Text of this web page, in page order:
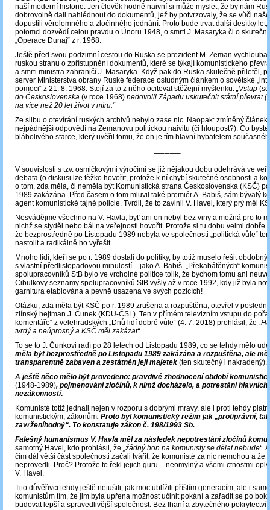
naší moderní historie. Jen člověk hodně naivní si může myslet, že by nám
dobrovolně dali nahlédnout do dokumentů, jež by potvrzovaly, že se vůči
dopustili věrolomného a zločinného jednání. Proto bude trvat další desítky let,
potomci dozvědí celou pravdu o Únoru 1948, o smrti J. Masaryka či o
„Operace Dunaj“ z r. 1968.
Ještě před svou podzimní cestou do Ruska se prezident M. Zeman
ruskou stranu o zpřístupnění dokumentů, které se týkají komunistického
a smrti ministra zahraničí J. Masaryka. Když pak do Ruska skutečně přiletěl,
server Ministerstva obrany Ruské federace ostudným článkem o sovětské
pomoci“ z 21. 8. 1968. Stojí za to z něho ocitovat stěžejní myšlenku: „Vstup
do Československa (v roce 1968) nedovolil Západu uskutečnit státní převrat
na více než 20 let život v míru.“
Ze slibu o otevírání ruských archivů nebylo zase nic. Naopak: zmíněný článek
nejpádnější odpovědí na Zemanovu politickou naivitu (či hloupost?). Co
blábolivého starce, který uvěřil tomu, že on je tím hlavní hybatelem
─────
V souvislosti s tzv. osmičkovými výročími se již nějakou dobu odehrává ve
debata (o diskusi lze těžko hovořit, protože k ní chybí skutečné osobnosti a
o tom, zda měla, či neměla být Komunistická strana Československa (KSČ)
1989 zakázána. Před časem o tom mluvil také premiér A. Babiš, sám bývalý
agent komunistické tajné policie. Tvrdil, že to zavinil V. Havel, který prý měl
Nesvádějme všechno na V. Havla, byť ani on nebyl bez viny a možná pro to
nichž se styděl nebo bál na veřejnosti hovořit. Protože si tu dobu velmi dobře
že bezprostředně po Listopadu 1989 nebyla ve společnosti „politická vůle“
nastolit a radikálně ho vyřešit.
Mnoho lidí, kteří se po r. 1989 dostali do politiky, by totiž muselo řešit obdobný
s vlastní předlistopadovou minulostí – jako A. Babiš. „Překabátěných“
spolupracovníků StB bylo ve vrcholné politice tolik, že bychom tomu ani
Cibulkovy seznamy spolupracovníků StB vyšly až v roce 1992, kdy již byla
garnitura etablována a pevně usazena ve svých pozicích!
Otázku, zda měla být KSČ po r. 1989 zrušena a rozpuštěna, otevřel v
zlínský hejtman J. Čunek (KDU-ČSL). Ten v přímém televizním vstupu do
komentáře“ z velehradských „Dnů lidí dobré vůle“ (4. 7. 2018) prohlásil, že
tvrdý a neúprosný a KSČ měl zakázat“.
To se to J. Čunkovi radí po 28 letech od Listopadu 1989, co se tehdy mělo
měla být bezprostředně po Listopadu 1989 zakázána a rozpuštěna, ale
transparentně zabaven a zestátněn její majetek (ten skutečný i nakradený).
A ještě něco mělo být provedeno: pravdivé zhodnocení období
(1948-1989), pojmenování zločinů, k nimž docházelo, a potrestání
nezákonností.
Komunisté totiž jednali nejen v rozporu s dobrými mravy, ale i proti tehdy
komunistickým, zákonům. Proto byl komunistický režim jak „protiprávní,
zavrženíhodný“. To konstatuje zákon č. 198/1993 Sb.
Falešný humanismus V. Havla měl za následek nepotrestání zločinů
samotný Havel, kdo prohlásil, že „žádný hon na komunisty se dělat nebude“.
čím dál větší část společnosti začali tvářit, že komunisté za nic nemohou a že
neprovedli. Proč? Protože to řekl jejich guru – neomylný a všemi ctnostmi
V. Havel.
Tito důvěřivci tehdy ještě netušili, jak moc ublížili příštím generacím, ale i
komunistům tím, že jim byla upřena možnost učinit pokání a zařadit se po bok
budovat lepší a spravedlivější společnost. Bez lhaní a zbytečného pokrytectví.